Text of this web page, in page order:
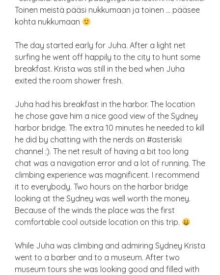
Toinen meistä pääsi nukkumaan ja toinen … pääsee
kohta nukkumaan
The day started early for Juha. After a light net
surfing he went off happily to the city to hunt some
breakfast. Krista was still in the bed when Juha
exited the room shower fresh.
Juha had his breakfast in the harbor. The location
he chose gave him a nice good view of the Sydney
harbor bridge. The extra 10 minutes he needed to kill
he did by chatting with the nerds on #asteriski
channel :). The net result of having a bit too long
chat was a navigation error and a lot of running. The
climbing experience was magnificent. I recommend
it to everybody. Two hours on the harbor bridge
looking at the Sydney was well worth the money.
Because of the winds the place was the first
comfortable cool outside location on this trip.
While Juha was climbing and admiring Sydney Krista
went to a barber and to a museum. After two
museum tours she was looking good and filled with